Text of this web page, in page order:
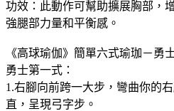
功效：此動作可幫助擴展胸部，
強腿部力量和平衡感。
《高球瑜伽》簡單六式瑜珈－勇
勇士第一式：
1.右腳向前跨一大步，彎曲你的
直，呈現弓字步。